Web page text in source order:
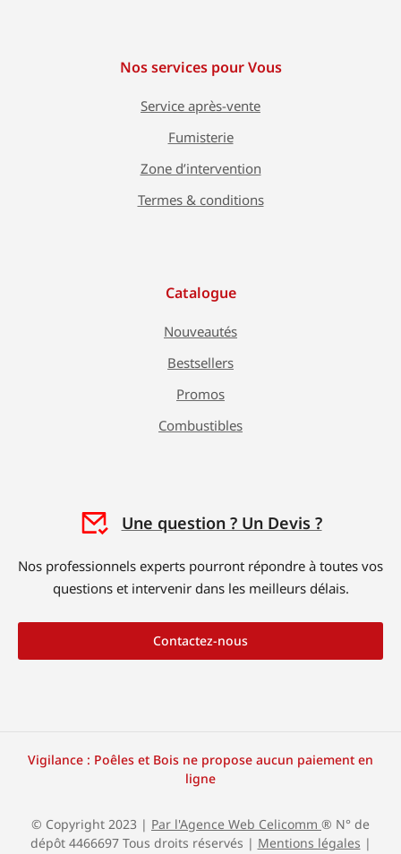
Nos services pour Vous
Service après-vente
Fumisterie
Zone d’intervention
Termes & conditions
Catalogue
Nouveautés
Bestsellers
Promos
Combustibles
Une question ? Un Devis ?
Nos professionnels experts pourront répondre à toutes vos
questions et intervenir dans les meilleurs délais.
Contactez-nous
© Copyright 2023 | Par l'Agence Web Celicomm ® N° de
dépôt 4466697 Tous droits réservés | Mentions légales |
Vigilance : Poêles et Bois ne propose aucun paiement en
ligne